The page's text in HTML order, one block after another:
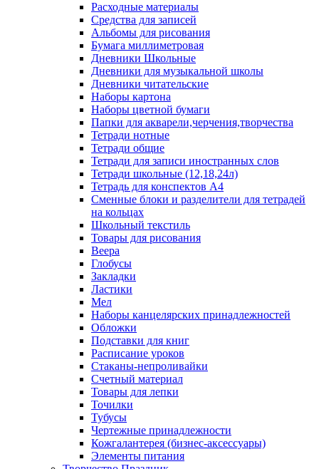
Расходные материалы
Средства для записей
Альбомы для рисования
Бумага миллиметровая
Дневники Школьные
Дневники для музыкальной школы
Дневники читательские
Наборы картона
Наборы цветной бумаги
Папки для акварели,черчения,творчества
Тетради нотные
Тетради общие
Тетради для записи иностранных слов
Тетради школьные (12,18,24л)
Тетрадь для конспектов А4
Сменные блоки и разделители для тетрадей
на кольцах
Школьный текстиль
Товары для рисования
Веера
Глобусы
Закладки
Ластики
Мел
Наборы канцелярских принадлежностей
Обложки
Подставки для книг
Расписание уроков
Стаканы-непроливайки
Счетный материал
Товары для лепки
Точилки
Тубусы
Чертежные принадлежности
Кожгалантерея (бизнес-аксессуары)
Элементы питания